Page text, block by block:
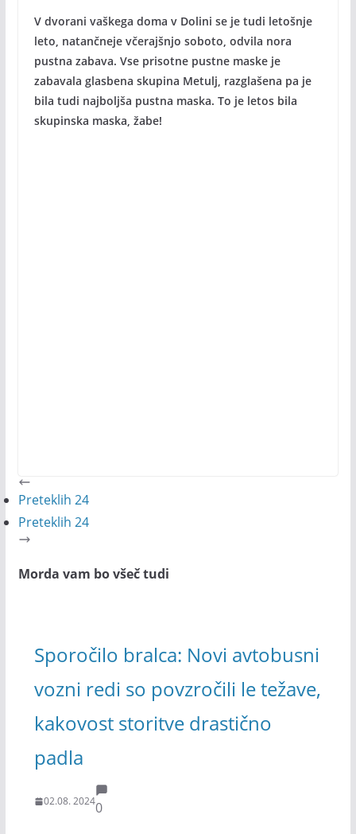
V dvorani vaškega doma v Dolini se je tudi letošnje
leto, natančneje včerajšnjo soboto, odvila nora
pustna zabava. Vse prisotne pustne maske je
zabavala glasbena skupina Metulj, razglašena pa je
bila tudi najboljša pustna maska. To je letos bila
skupinska maska, žabe!
Preteklih 24
Preteklih 24
Morda vam bo všeč tudi
Sporočilo bralca: Novi avtobusni
vozni redi so povzročili le težave,
kakovost storitve drastično
padla
02.08. 20240